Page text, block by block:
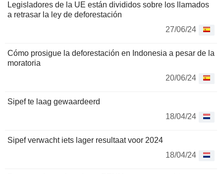
Legisladores de la UE están divididos sobre los llamados
a retrasar la ley de deforestación
27/06/24
Cómo prosigue la deforestación en Indonesia a pesar de la
moratoria
20/06/24
Sipef te laag gewaardeerd
18/04/24
Sipef verwacht iets lager resultaat voor 2024
18/04/24